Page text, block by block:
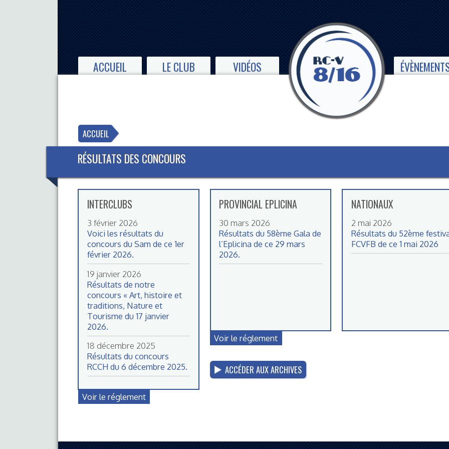
ACCUEIL LE CLUB VIDÉOS
ACCUEIL
RÉSULTATS DES CONCOURS
INTERCLUBS
3 février 2026
Voici les résultats du
concours du Sam de ce 1er
février 2026.
19 janvier 2026
Résultats de notre
concours « Art, histoire et
traditions, Nature et
Tourisme du 17 janvier
2026.
18 décembre 2025
Résultats du concours
RCCH du 6 décembre 2025.
Voir le réglement
PROVINCIAL EPLICINA
30 mars 2026
Résultats du 58ème Gala de
l’Eplicina de ce 29 mars
2026.
Voir le réglement
NATIONAUX
2 mai 2026
Résultats du 52ème
FCVFB de ce 1 mai 2026
ACCÉDER AUX ARCHIVES